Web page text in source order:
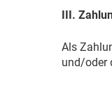
III.
Als
und/oder